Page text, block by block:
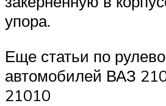
упора.
Еще статьи по
автомобилей ВАЗ
21010